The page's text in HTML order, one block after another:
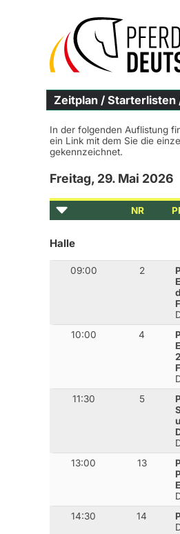
Zeitplan / Starterlisten
In der folgenden Auflistung
ein Link mit dem Sie die
gekennzeichnet.
Freitag, 29. Mai 2026
NR
Halle
09:00 2
10:00 4
11:30 5
13:00 13
14:30 14